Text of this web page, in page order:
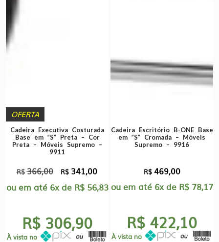
OFERTA
Cadeira Executiva Costurada
Base em ”S” Preta – Cor
Preta – Móveis Supremo –
9911
R$ 366,00
O
preço
R$366,00.
R$ 341,00
preço
R$341,00.
ou em até 6x de R$ 56,83
R$ 306,90
À vista no
Cadeira Escritório B-ONE Base
em ”S” Cromada – Móveis
Supremo – 9916
R$ 469,00
ou em até 6x de R$ 78,17
R$ 422,10
À vista no